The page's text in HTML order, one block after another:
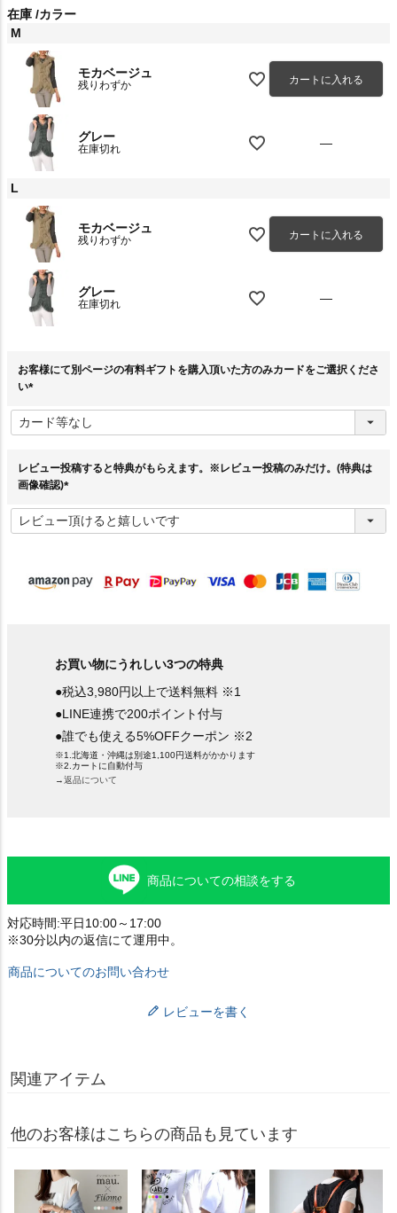
在庫 カラー
M
モカベージュ
残りわずか カートに入れる
グレー
在庫切れ —
L
モカベージュ
残りわずか カートに入れる
グレー
在庫切れ —
お客様にて別ページの有料ギフトを購入頂いた方のみカードをご選択くださ
い
必
須
レビュー投稿すると特典がもらえます。※レビュー投稿のみだけ。(特典は
画像確認)
必
須
お買い物にうれしい3つの特典
●税込3,980円以上で送料無料 ※1
●LINE連携で200ポイント付与
●誰でも使える5%OFFクーポン ※2
※1.北海道・沖縄は別途1,100円送料がかかります
※2.カートに自動付与
→返品について
商品についての相談をする
対応時間:平日10:00～17:00
※30分以内の返信にて運用中。
商品についてのお問い合わせ
レビューを書く
関連アイテム
他のお客様はこちらの商品も見ています